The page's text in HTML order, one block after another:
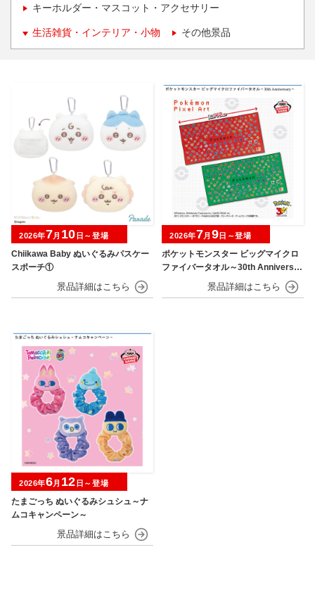
キーホルダー・マスコット・アクセサリー
生活雑貨・インテリア・小物 その他景品
Chiikawa Baby ぬいぐるみパスケー
スポーチ①
2026年7月 10 日～登場
ポケットモンスター ビッグマイクロ
ファイバータオル～30th Anniversar
2026年7月 9日～登場
たまごっち ぬいぐるみシュシュ～ナ
ムコキャンペーン～
2026年6月 12 日～登場